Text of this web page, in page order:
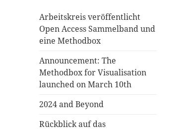
Arbeitskreis veröffentlicht
Open Access Sammelband und
eine Methodbox
Announcement: The
Methodbox for Visualisation
launched on March 10th
2024 and Beyond
Rückblick auf das